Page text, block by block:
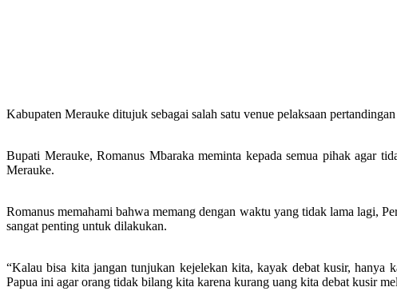
Kabupaten Merauke ditujuk sebagai salah satu venue pelaksaan
Bupati Merauke, Romanus Mbaraka meminta kepada semua pihak agar
Merauke.
Romanus memahami bahwa memang dengan waktu yang tidak lama lagi,
sangat penting untuk dilakukan.
“Kalau bisa kita jangan tunjukan kejelekan kita, kayak debat kusir, hanya
Papua ini agar orang tidak bilang kita karena kurang uang kita debat kusir